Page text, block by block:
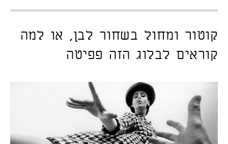
קוטור ומחול בשחור לבן, או למה
קוראים לבלוג הזה פפיטה